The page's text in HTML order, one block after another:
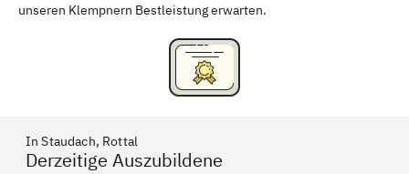
unseren Klempnern Bestleistung erwarten.
In Staudach, Rottal
Derzeitige Auszubildene